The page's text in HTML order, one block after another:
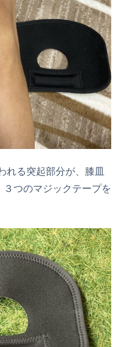
れる突起部分が、膝皿
つのマジックテープを